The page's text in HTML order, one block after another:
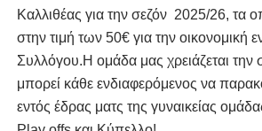
Καλλιθέας για την σεζόν 2025/26, τα
στην τιμή των 50€ για την οικονομική
Συλλόγου.Η ομάδα μας χρειάζεται την
μπορεί κάθε ενδιαφερόμενος να
εντός έδρας ματς της γυναικείας